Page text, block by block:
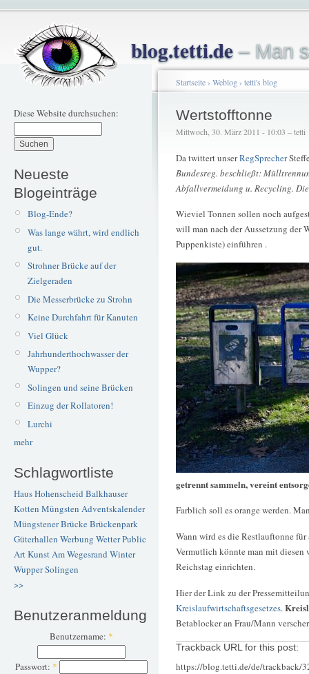
blog.tetti.de– Man
Diese Website durchsuchen:
Neueste
Blogeinträge
Blog-Ende?
Was lange währt, wird endlich
gut.
Strohner Brücke auf der
Zielgeraden
Die Messerbrücke zu Strohn
Keine Durchfahrt für Kanuten
Viel Glück
Jahrhunderthochwasser der
Wupper?
Solingen und seine Brücken
Einzug der Rollatoren!
Lurchi
mehr
Schlagwortliste
Haus Hohenscheid Balkhauser
Kotten Müngsten Adventskalender
Müngstener BrückeBrückenpark
Güterhallen Werbung WetterPublic
ArtKunstAm Wegesrand Winter
WupperSolingen
>>
Benutzeranmeldung
Benutzername: *
Passwort: *
Startseite› Weblog› tetti's blog
Wertstofftonne
Mittwoch, 30. März 2011 - 10:03 – tetti
Da twittert unserRegSprecher
Bundesreg. beschließt:
Abfallvermeidung u. Recycling.
Wieviel Tonnen sollen noch
will man nach der Aussetzung der
Puppenkiste) einführen .
getrennt sammeln, vereint
Farblich soll es orange werden.
Wann wird es die Restlauftonne
Vermutlich könnte man mit diesen
Reichstag einrichten.
Hier der Link zu der
Kreislaufwirtschaftsgesetzes.
Betablocker an Frau/Mann
Trackback URL for this post:
https://blog.tetti.de/de/trackback/